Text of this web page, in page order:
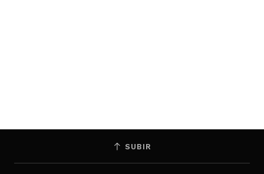
SUBIR